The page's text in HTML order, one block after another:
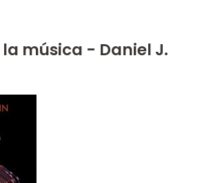
música - Daniel J.